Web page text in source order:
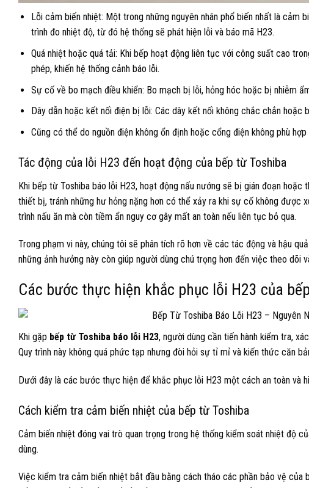
Lỗi cảm biến nhiệt: Một trong những nguyên nhân phổ biến nhất là cảm
trình đo nhiệt độ, từ đó hệ thống sẽ phát hiện lỗi và báo mã H23.
Quá nhiệt hoặc quá tải: Khi bếp hoạt động liên tục với công suất cao
phép, khiến hệ thống cảnh báo lỗi.
Sự cố về bo mạch điều khiển: Bo mạch bị lỗi, hỏng hóc hoặc bị nhiễm
Dây dẫn hoặc kết nối điện bị lỗi: Các dây kết nối không chắc chắn
Cũng có thể do nguồn điện không ổn định hoặc cổng điện không phù
Tác động của lỗi H23 đến hoạt động của bếp từ Toshiba
Khi bếp từ Toshiba báo lỗi H23, hoạt động nấu nướng sẽ bị gián đoạn
thiết bị, tránh những hư hỏng nặng hơn có thể xảy ra khi sự cố không
trình nấu ăn mà còn tiềm ẩn nguy cơ gây mất an toàn nếu liên tục bỏ qua.
Trong phạm vi này, chúng tôi sẽ phân tích rõ hơn về các tác động và hậu
những ảnh hưởng này còn giúp người dùng chú trọng hơn đến việc theo
Các bước thực hiện khắc phục lỗi H23 của
Khi gặp bếp từ Toshiba báo lỗi H23, người dùng cần tiến hành kiểm tra,
Quy trình này không quá phức tạp nhưng đòi hỏi sự tỉ mỉ và kiến thức căn
Dưới đây là các bước thực hiện để khắc phục lỗi H23 một cách an toàn và
Cách kiểm tra cảm biến nhiệt của bếp từ Toshiba
Cảm biến nhiệt đóng vai trò quan trọng trong hệ thống kiểm soát nhiệt độ
dùng.
Việc kiểm tra cảm biến nhiệt bắt đầu bằng cách tháo các phần bảo vệ